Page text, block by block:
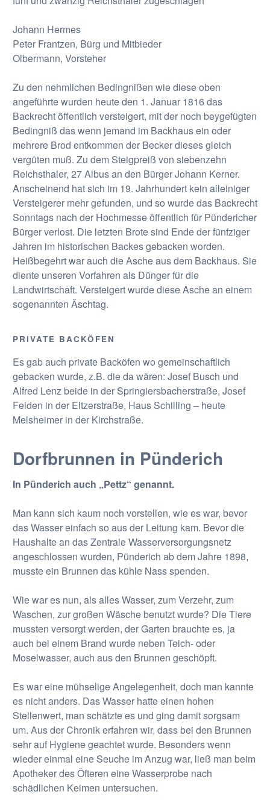
Johann Hermes
Peter Frantzen, Bürg und Mitbieder
Olbermann, Vorsteher
Zu den nehmlichen Bedingnißen wie diese oben
angeführte wurden heute den 1. Januar 1816 das
Backrecht öffentlich versteigert, mit der noch beygefügten
Bedingniß das wenn jemand im Backhaus ein oder
mehrere Brod entkommen der Becker dieses gleich
vergüten muß. Zu dem Steigpreiß von siebenzehn
Reichsthaler, 27 Albus an den Bürger Johann Kerner.
Anscheinend hat sich im 19. Jahrhundert kein alleiniger
Versteigerer mehr gefunden, und so wurde das Backrecht
Sonntags nach der Hochmesse öffentlich für Pündericher
Bürger verlost. Die letzten Brote sind Ende der fünfziger
Jahren im historischen Backes gebacken worden.
Heißbegehrt war auch die Asche aus dem Backhaus. Sie
diente unseren Vorfahren als Dünger für die
Landwirtschaft. Versteigert wurde diese Asche an einem
sogenannten Äschtag.
PRIVATE BACKÖFEN
Es gab auch private Backöfen wo gemeinschaftlich
gebacken wurde, z.B. die da wären: Josef Busch und
Alfred Lenz beide in der Springiersbacherstraße, Josef
Feiden in der Eltzerstraße, Haus Schilling – heute
Melsheimer in der Kirchstraße.
Dorfbrunnen in Pünderich
In Pünderich auch „Pettz“ genannt.
Man kann sich kaum noch vorstellen, wie es war, bevor
das Wasser einfach so aus der Leitung kam. Bevor die
Haushalte an das Zentrale Wasserversorgungsnetz
angeschlossen wurden, Pünderich ab dem Jahre 1898,
musste ein Brunnen das kühle Nass spenden.
Wie war es nun, als alles Wasser, zum Verzehr, zum
Waschen, zur großen Wäsche benutzt wurde? Die Tiere
mussten versorgt werden, der Garten brauchte es, ja
auch bei einem Brand wurde neben Teich- oder
Moselwasser, auch aus den Brunnen geschöpft.
Es war eine mühselige Angelegenheit, doch man kannte
es nicht anders. Das Wasser hatte einen hohen
Stellenwert, man schätzte es und ging damit sorgsam
um. Aus der Chronik erfahren wir, dass bei den Brunnen
sehr auf Hygiene geachtet wurde. Besonders wenn
wieder einmal eine Seuche im Anzug war, ließ man beim
Apotheker des Öfteren eine Wasserprobe nach
schädlichen Keimen untersuchen.